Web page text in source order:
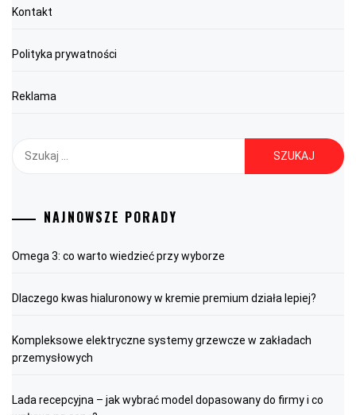
Kontakt
Polityka prywatności
Reklama
NAJNOWSZE PORADY
Omega 3: co warto wiedzieć przy wyborze
Dlaczego kwas hialuronowy w kremie premium działa lepiej?
Kompleksowe elektryczne systemy grzewcze w zakładach
przemysłowych
Lada recepcyjna – jak wybrać model dopasowany do firmy i co